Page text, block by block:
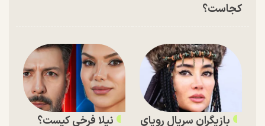
کجاست؟
بازیگران سریال رویای نیلا فرخی کیست؟